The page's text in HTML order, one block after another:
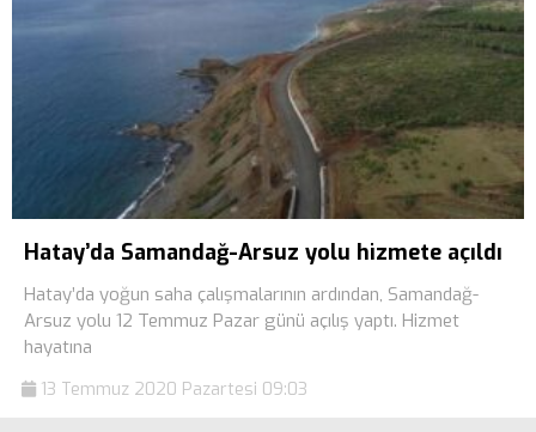
Hatay’da Samandağ-Arsuz yolu hizmete açıldı
Hatay’da yoğun saha çalışmalarının ardından, Samandağ-
Arsuz yolu 12 Temmuz Pazar günü açılış yaptı. Hizmet
hayatına
13 Temmuz 2020 Pazartesi 09:03